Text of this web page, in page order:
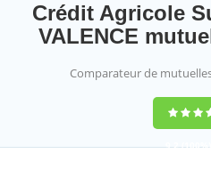
Crédit Agricole
VALENCE
Comparateur de
9,2